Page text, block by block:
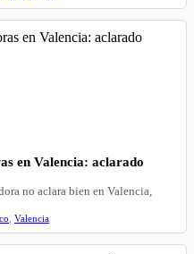
en Valencia: aclarado
no aclara bien en Valencia,
Valencia